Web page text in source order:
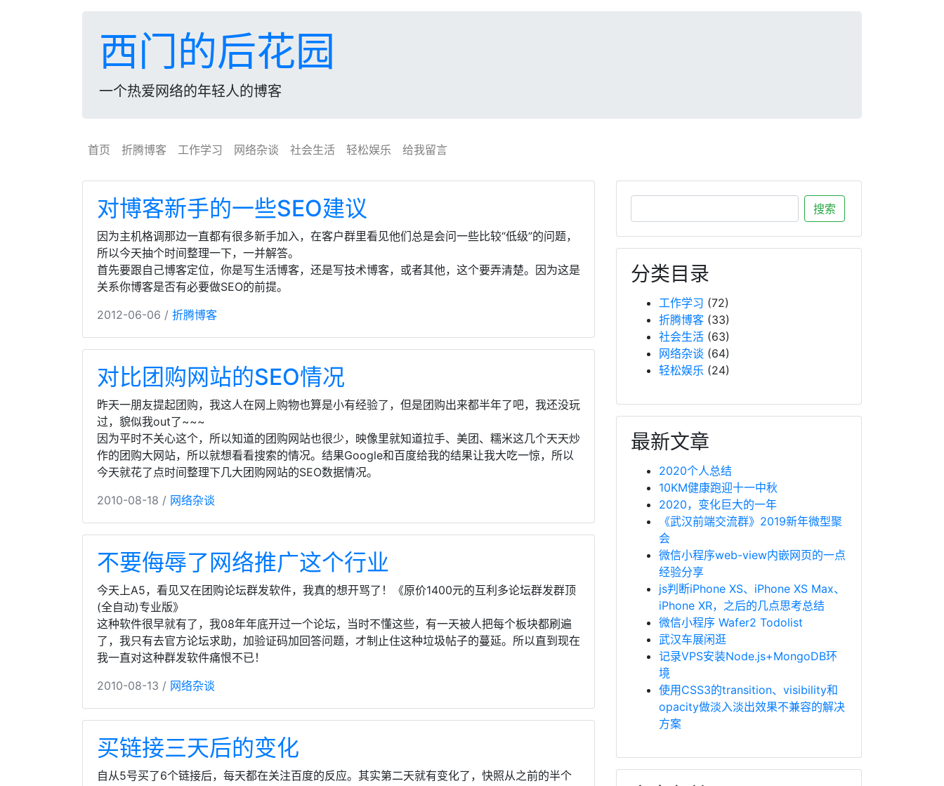
西门的后花园
一个热爱网络的年轻人的博客
首页 折腾博客 工作学习 网络杂谈 社会生活 轻松娱乐 给我留言
对博客新手的一些SEO建议
因为主机格调那边一直都有很多新手加入，在客户群里看见他们总是会问一些比较“低级”的问题，
所以今天抽个时间整理一下，一并解答。
首先要跟自己博客定位，你是写生活博客，还是写技术博客，或者其他，这个要弄清楚。因为这是
关系你博客是否有必要做SEO的前提。
2012-06-06 / 折腾博客
对比团购网站的SEO情况
昨天一朋友提起团购，我这人在网上购物也算是小有经验了，但是团购出来都半年了吧，我还没玩
过，貌似我out了~~~
因为平时不关心这个，所以知道的团购网站也很少，映像里就知道拉手、美团、糯米这几个天天炒
作的团购大网站，所以就想看看搜索的情况。结果Google和百度给我的结果让我大吃一惊，所以
今天就花了点时间整理下几大团购网站的SEO数据情况。
2010-08-18 / 网络杂谈
不要侮辱了网络推广这个行业
今天上A5，看见又在团购论坛群发软件，我真的想开骂了！《原价1400元的互利多论坛群发群顶
(全自动)专业版》
这种软件很早就有了，我08年年底开过一个论坛，当时不懂这些，有一天被人把每个板块都刷遍
了，我只有去官方论坛求助，加验证码加回答问题，才制止住这种垃圾帖子的蔓延。所以直到现在
我一直对这种群发软件痛恨不已！
2010-08-13 / 网络杂谈
买链接三天后的变化
自从5号买了6个链接后，每天都在关注百度的反应。其实第二天就有变化了，快照从之前的半个
分类目录
工作学习 (72)
折腾博客 (33)
社会生活 (63)
网络杂谈 (64)
轻松娱乐 (24)
最新文章
2020个人总结
10KM健康跑迎十一中秋
2020，变化巨大的一年
《武汉前端交流群》2019新年微型聚
会
微信小程序web-view内嵌网页的一点
经验分享
js判断iPhone XS、iPhone XS Max、
iPhone XR，之后的几点思考总结
微信小程序 Wafer2 Todolist
武汉车展闲逛
记录VPS安装Node.js+MongoDB环
境
使用CSS3的transition、visibility和
opacity做淡入淡出效果不兼容的解决
方案